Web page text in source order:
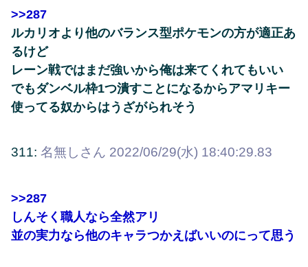
>>287
ルカリオより他のバランス型ポケモンの方が適正あ
るけど
レーン戦ではまだ強いから俺は来てくれてもいい
でもダンベル枠1つ潰すことになるからアマリキー
使ってる奴からはうざがられそう
311: 名無しさん 2022/06/29(水) 18:40:29.83
>>287
しんそく職人なら全然アリ
並の実力なら他のキャラつかえばいいのにって思う